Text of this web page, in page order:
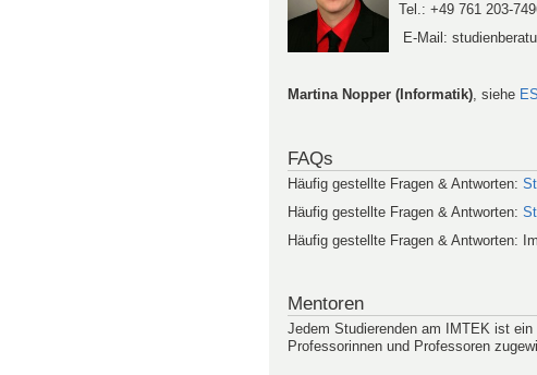
Tel.: +49 761 203-
E-Mail:
Martina Nopper (Informatik), siehe
FAQs
Häufig gestellte Fragen & Antworten:
Häufig gestellte Fragen & Antworten:
Häufig gestellte Fragen & Antworten:
Mentoren
Jedem Studierenden am IMTEK ist
Professorinnen und Professoren